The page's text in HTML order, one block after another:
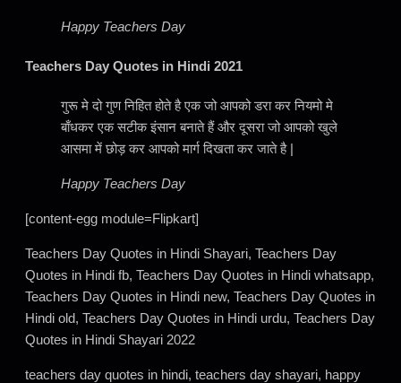
Happy Teachers Day
Teachers Day Quotes in Hindi 2021
गुरू मे दो गुण निहित होते है एक जो आपको डरा कर नियमो मे
बाँधकर एक सटीक इंसान बनाते हैं और दूसरा जो आपको खुले
आसमा में छोड़ कर आपको मार्ग दिखता कर जाते है |
Happy Teachers Day
[content-egg module=Flipkart]
Teachers Day Quotes in Hindi Shayari, Teachers Day
Quotes in Hindi fb, Teachers Day Quotes in Hindi whatsapp,
Teachers Day Quotes in Hindi new, Teachers Day Quotes in
Hindi old, Teachers Day Quotes in Hindi urdu, Teachers Day
Quotes in Hindi Shayari 2022
teachers day quotes in hindi, teachers day shayari, happy